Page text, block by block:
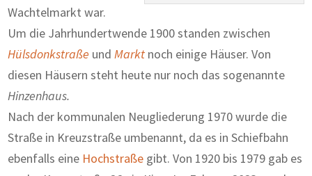
Wachtelmarkt war.
Um die Jahrhundertwende 1900 standen zwischen
Hülsdonkstraße undMarkt noch einige Häuser. Von
diesen Häusern steht heute nur noch das sogenannte
Hinzenhaus.
Nach der kommunalen Neugliederung 1970 wurde die
Straße in Kreuzstraße umbenannt, da es in Schiefbahn
ebenfalls eine Hochstraße gibt. Von 1920 bis 1979 gab es